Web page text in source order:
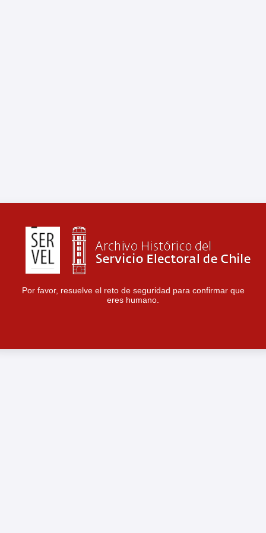
Por favor, resuelve el reto de seguridad para confirmar que
eres humano.